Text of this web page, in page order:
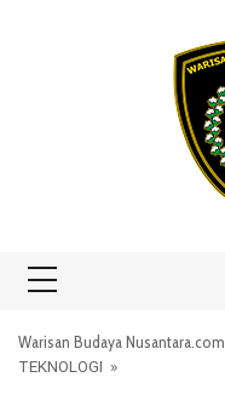
Warisan Budaya Nusantara.com
TEKNOLOGI »